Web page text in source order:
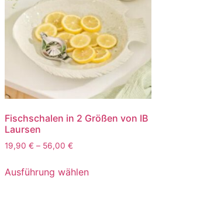
Fischschalen in 2 Größen von IB
Laursen
19,90€ – 56,00€
Ausführung wählen